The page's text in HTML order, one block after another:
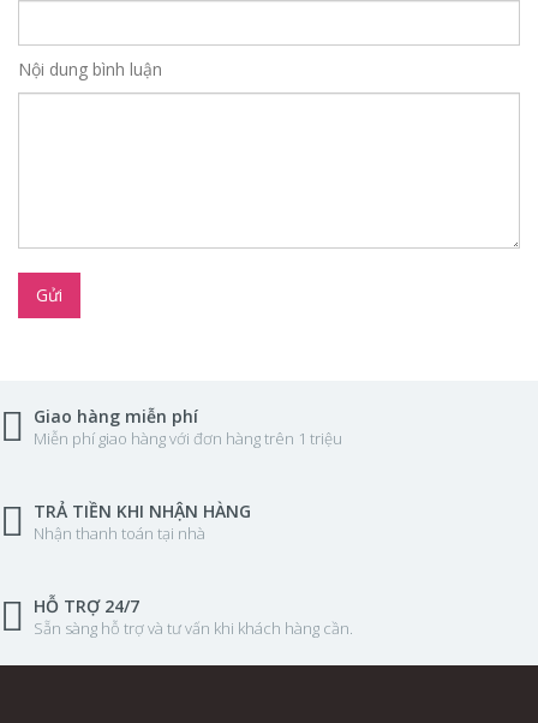
Nội dung bình luận
Gửi
Giao hàng miễn phí
Miễn phí giao hàng với đơn hàng trên 1 triệu
TRẢ TIỀN KHI NHẬN HÀNG
Nhận thanh toán tại nhà
HỖ TRỢ 24/7
Sẵn sàng hỗ trợ và tư vấn khi khách hàng cần.